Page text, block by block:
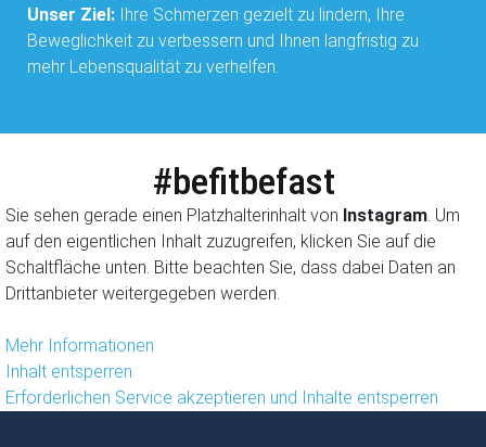
Unser Ziel: Ihre Schmerzen gezielt zu lindern, Ihre
Beweglichkeit zu verbessern und Ihnen langfristig zu
mehr Lebensqualität zu verhelfen.
#befitbefast
Sie sehen gerade einen Platzhalterinhalt von Instagram. Um
auf den eigentlichen Inhalt zuzugreifen, klicken Sie auf die
Schaltfläche unten. Bitte beachten Sie, dass dabei Daten an
Drittanbieter weitergegeben werden.
Mehr Informationen
Inhalt entsperren
Erforderlichen Service akzeptieren und Inhalte entsperren